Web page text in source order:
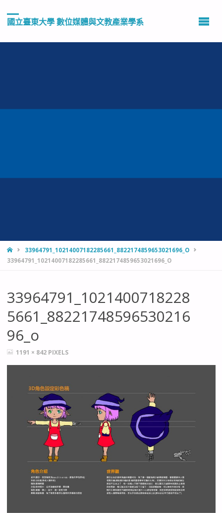
國立臺東大學 數位媒體與文教產業學系
HOME33964791_10214007182285661_8822174859653021696_O
33964791_10214007182285661_8822174859653021696_O
33964791_1021400718228
5661_88221748596530216
96_o
FULL1191 × 842 PIXELS